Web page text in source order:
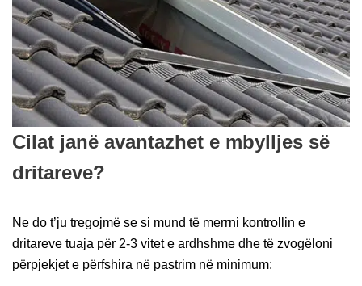
Cilat janë avantazhet e mbylljes së
dritareve?
Ne do t’ju tregojmë se si mund të merrni kontrollin e
dritareve tuaja për 2-3 vitet e ardhshme dhe të zvogëloni
përpjekjet e përfshira në pastrim në minimum: